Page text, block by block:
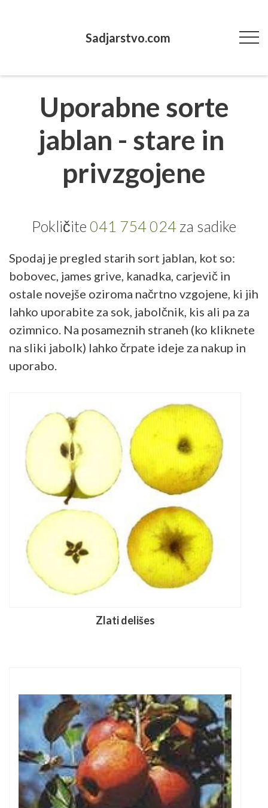
Sadjarstvo.com
Uporabne sorte
jablan - stare in
privzgojene
‌Pokličite 041 754 024 za sadike
Spodaj je pregled starih sort jablan, kot so:
bobovec, james grive, kanadka, carjevič in
ostale novejše oziroma načrtno vzgojene, ki jih
lahko uporabite za sok, jabolčnik, kis ali pa za
ozimnico. Na posameznih straneh (ko kliknete
na sliki jabolk) lahko črpate ideje za nakup in
uporabo.
Zlati delišes